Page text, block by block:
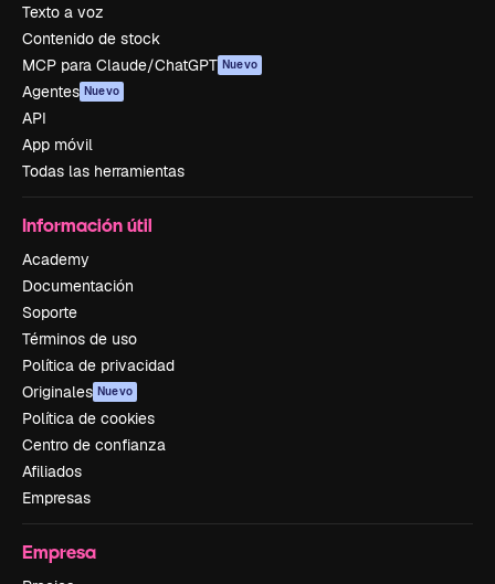
Texto a voz
Contenido de stock
MCP para Claude/ChatGPT Nuevo
Agentes Nuevo
API
App móvil
Todas las herramientas
Información útil
Academy
Documentación
Soporte
Términos de uso
Política de privacidad
Originales Nuevo
Política de cookies
Centro de confianza
Afiliados
Empresas
Empresa